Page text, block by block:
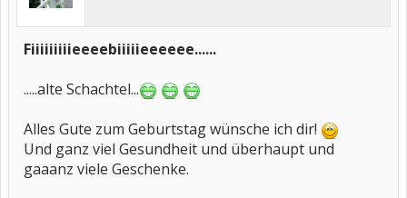
Fiiiiiiiiieeeebiiiiieeeeee......
.....alte Schachtel...
Alles Gute zum Geburtstag wünsche ich dir!
Und ganz viel Gesundheit und überhaupt und
gaaanz viele Geschenke.